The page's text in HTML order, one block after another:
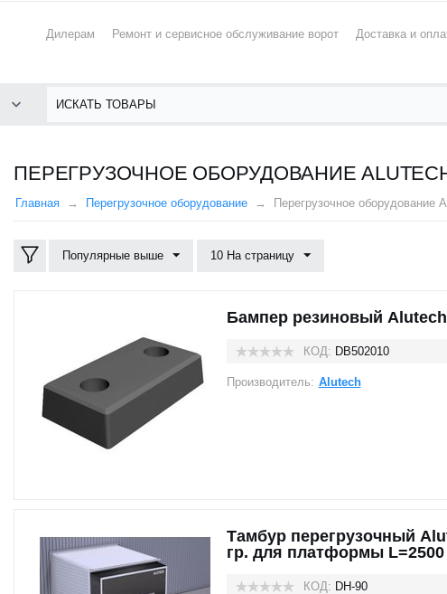
Дилерам Ремонт и сервисное обслуживание ворот Доставка и
ПЕРЕГРУЗОЧНОЕ ОБОРУДОВАНИЕ
Главная Перегрузочное оборудование Перегрузочное оборудование
Популярные выше 10 На страницу
Бампер резиновый Alutech
КОД: DB502010
Производитель: Alutech
Тамбур перегрузочный
гр. для платформы L=2500
КОД: DH-90